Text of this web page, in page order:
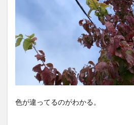
色が違ってるのがわかる。